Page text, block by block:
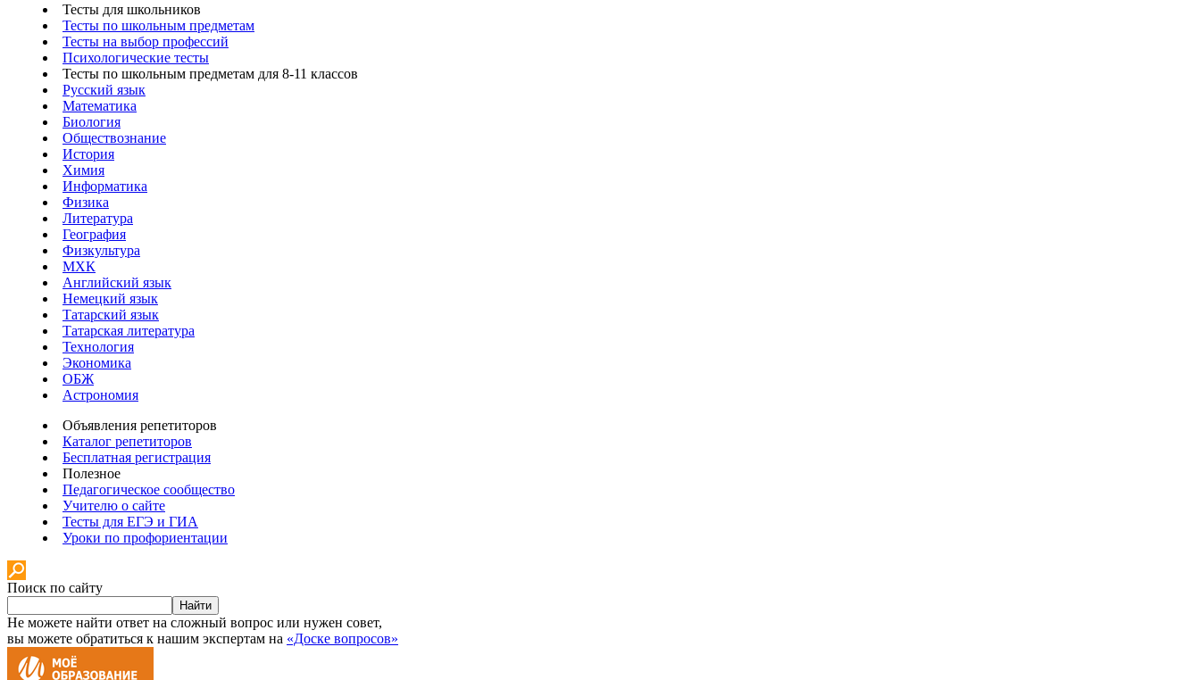
Тесты для школьников
Тесты по школьным предметам
Тесты на выбор профессий
Психологические тесты
Тесты по школьным предметам для 8-11 классов
Русский язык
Математика
Биология
Обществознание
История
Химия
Информатика
Физика
Литература
География
Физкультура
МХК
Английский язык
Немецкий язык
Татарский язык
Татарская литература
Технология
Экономика
ОБЖ
Астрономия
Объявления репетиторов
Каталог репетиторов
Бесплатная регистрация
Полезное
Педагогическое сообщество
Учителю о сайте
Тесты для ЕГЭ и ГИА
Уроки по профориентации
Поиск по сайту
Найти
Не можете найти ответ на сложный вопрос или нужен совет,
вы можете обратиться к нашим экспертам на «Доске вопросов»